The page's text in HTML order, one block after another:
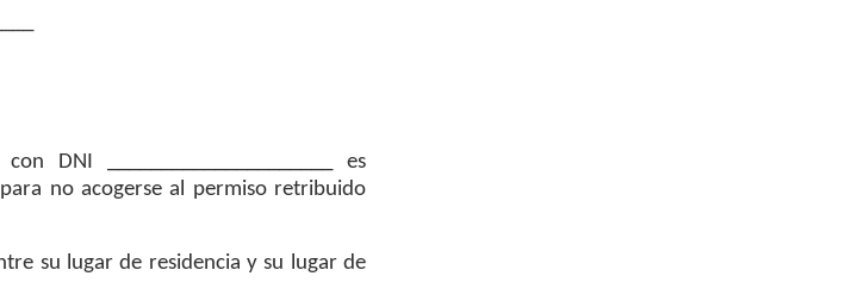
con DNI _____________________ es
no acogerse al permiso retribuido
su lugar de residencia y su lugar de